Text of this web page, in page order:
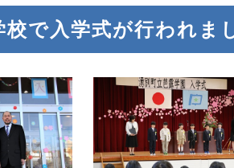
で入学式が行われま